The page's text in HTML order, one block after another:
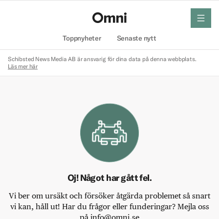
Toppnyheter Senaste nytt
meny
Schibsted News Media AB är ansvarig för dina data på denna webbplats.
Läs mer här
Oj! Något har gått fel.
Vi ber om ursäkt och försöker åtgärda problemet så snart
vi kan, håll ut! Har du frågor eller funderingar? Mejla oss